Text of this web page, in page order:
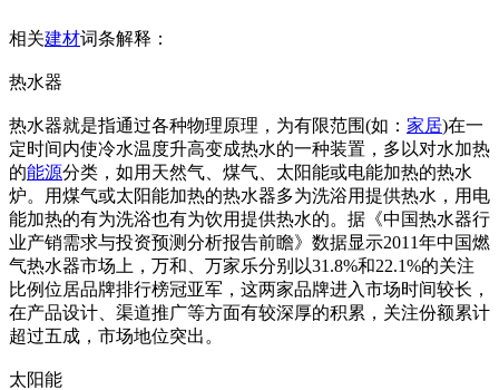
相关建材词条解释：
热水器
热水器就是指通过各种物理原理，为有限范围(如： 家居)在一
定时间内使冷水温度升高变成热水的一种装置，多以对水加热
的能源分类，如用天然气、煤气、太阳能或电能加热的热水
炉。用煤气或太阳能加热的热水器多为洗浴用提供热水，用电
能加热的有为洗浴也有为饮用提供热水的。据《中国热水器行
业产销需求与投资预测分析报告前瞻》数据显示2011年中国燃
气热水器市场上，万和、万家乐分别以31.8%和22.1%的关注
比例位居品牌排行榜冠亚军，这两家品牌进入市场时间较长，
在产品设计、渠道推广等方面有较深厚的积累，关注份额累计
超过五成，市场地位突出。
太阳能